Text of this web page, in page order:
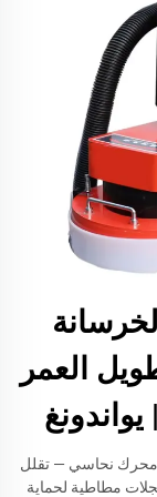
العمر
محرك نحاسي — تقلل
متين + عجلات مطاطية لحماية